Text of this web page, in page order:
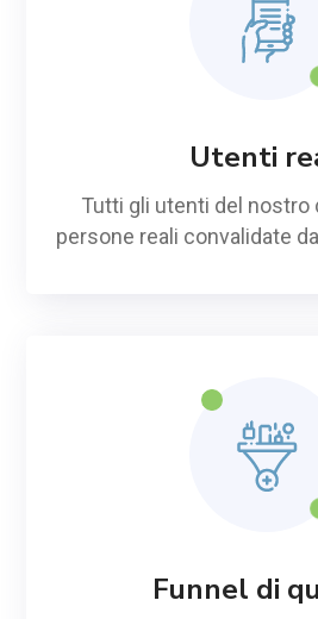
Utenti
Tutti gli utenti del nostro
persone reali convalidate
Funnel di